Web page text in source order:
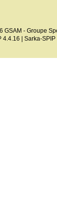
GSAM - Groupe
4.4.16 Sarka-SPIP